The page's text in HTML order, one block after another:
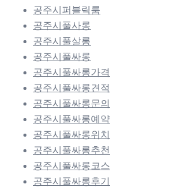
공주시퍼블릭룸
공주시풀사롱
공주시풀살롱
공주시풀싸롱
공주시풀싸롱가격
공주시풀싸롱견적
공주시풀싸롱문의
공주시풀싸롱예약
공주시풀싸롱위치
공주시풀싸롱추천
공주시풀싸롱코스
공주시풀싸롱후기